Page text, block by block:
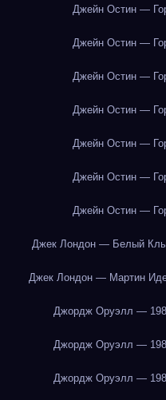
Джейн Остин —
Джейн Остин —
Джейн Остин —
Джейн Остин —
Джейн Остин —
Джейн Остин —
Джейн Остин —
Джек Лондон — Белый
Джек Лондон — Мартин
Джордж Оруэлл —
Джордж Оруэлл —
Джордж Оруэлл —